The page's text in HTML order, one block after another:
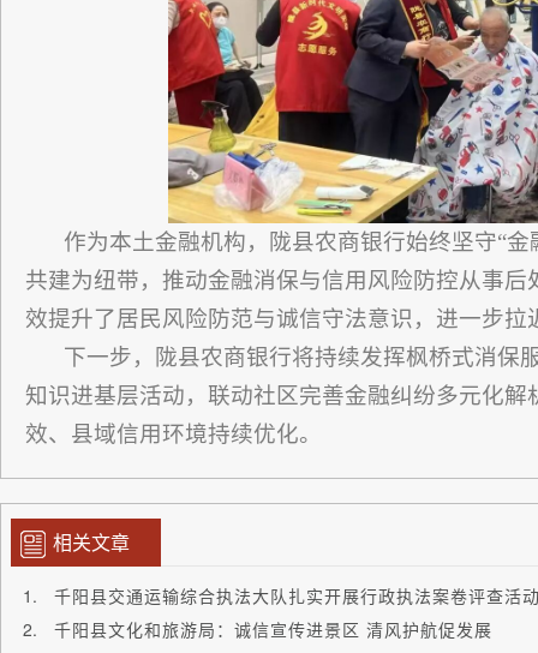
作为本土金融机构，陇县农商银行始终坚守“
共建为纽带，推动金融消保与信用风险防控从事
效提升了居民风险防范与诚信守法意识，进一步拉
下一步，陇县农商银行将持续发挥枫桥式消保
知识进基层活动，联动社区完善金融纠纷多元化
效、县域信用环境持续优化。
相关文章
千阳县交通运输综合执法大队扎实开展行政执法案卷评查活
千阳县文化和旅游局：诚信宣传进景区 清风护航促发展